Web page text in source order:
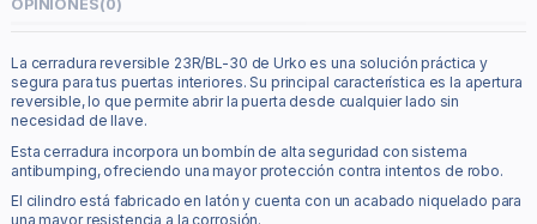
OPINIONES(0)
La cerradura reversible 23R/BL-30 de Urko es una solución práctica y
segura para tus puertas interiores. Su principal característica es la apertura
reversible, lo que permite abrir la puerta desde cualquier lado sin
necesidad de llave.
Esta cerradura incorpora un bombín de alta seguridad con sistema
antibumping, ofreciendo una mayor protección contra intentos de robo.
El cilindro está fabricado en latón y cuenta con un acabado niquelado para
una mayor resistencia a la corrosión.